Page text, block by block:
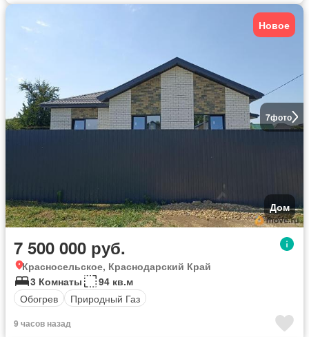
7фото
Новое
Дом
7 500 000 руб.
Красносельское, Краснодарский Край
3 Комнаты
94 кв.м
Обогрев
Природный Газ
9 часов назад